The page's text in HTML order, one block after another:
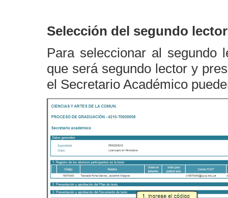
Selección del segundo lector
Para seleccionar al segundo
que será segundo lector y
el Secretario Académico